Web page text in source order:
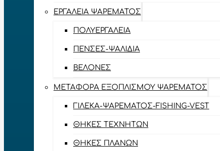
EΡΓΑΛΕΊΑ ΨΑΡΈΜΑΤΟΣ
ΠΟΛΥΕΡΓΑΛΕΊΑ
ΠΈΝΣΕΣ-ΨΑΛΊΔΙΑ
ΒΕΛΌΝΕΣ
ΜΕΤΑΦΟΡΆ ΕΞΟΠΛΙΣΜΟΎ ΨΑΡΈΜΑΤΟΣ
ΓΙΛΈΚΑ-ΨΑΡΈΜΑΤΟΣ-FISHING-VEST
ΘΉΚΕΣ ΤΕΧΝΗΤΏΝ
ΘΉΚΕΣ ΠΛΆΝΩΝ